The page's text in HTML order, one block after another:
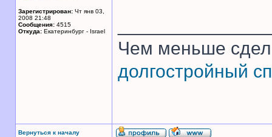
Зарегистрирован: Чт янв 03,
2008 21:48
Сообщения: 4515
Откуда: Екатеринбург - Israel
Чем меньше
долгостройный
Вернуться к началу